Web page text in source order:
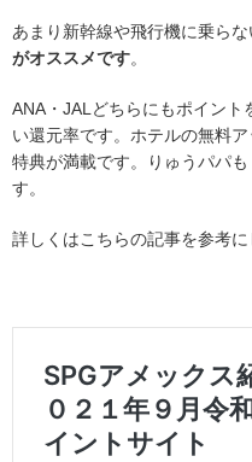
あまり新幹線や飛行機に乗ら
がオススメです。
ANA・JALどちらにもポイント
い還元率です。ホテルの無料
特典が満載です。りゅうパパ
す。
詳しくはこちらの記事を参考に